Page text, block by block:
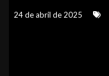
24 de abril de 2025